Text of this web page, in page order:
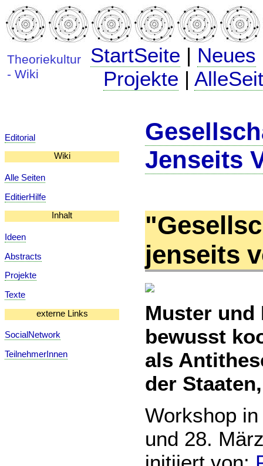
Theoriekultur
- Wiki
StartSeite | Neues
Projekte |
Editorial
Wiki
Alle Seiten
EditierHilfe
Inhalt
Ideen
Abstracts
Projekte
Texte
externe Links
SocialNetwork
TeilnehmerInnen
Jenseits
jenseits
Muster und
bewusst
als
der
Workshop
und 28.